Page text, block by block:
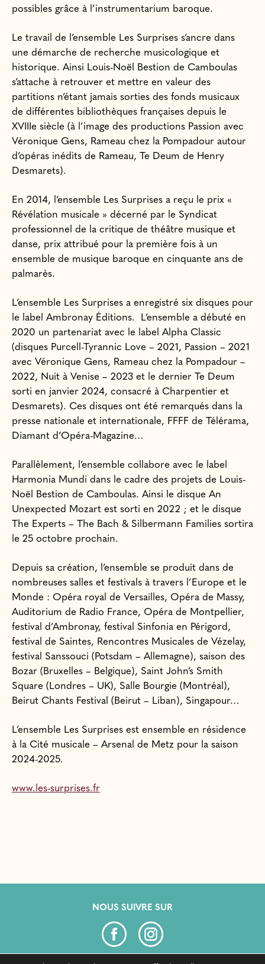
possibles grâce à l’instrumentarium baroque.
Le travail de l’ensemble Les Surprises s’ancre dans
une démarche de recherche musicologique et
historique. Ainsi Louis-Noël Bestion de Camboulas
s’attache à retrouver et mettre en valeur des
partitions n’étant jamais sorties des fonds musicaux
de différentes bibliothèques françaises depuis le
XVIIIe siècle (à l’image des productions Passion avec
Véronique Gens, Rameau chez la Pompadour autour
d’opéras inédits de Rameau, Te Deum de Henry
Desmarets).
En 2014, l’ensemble Les Surprises a reçu le prix «
Révélation musicale » décerné par le Syndicat
professionnel de la critique de théâtre musique et
danse, prix attribué pour la première fois à un
ensemble de musique baroque en cinquante ans de
palmarès.
L’ensemble Les Surprises a enregistré six disques pour
le label Ambronay Éditions.
L’ensemble a débuté en
2020 un partenariat avec le label Alpha Classic
(disques Purcell-Tyrannic Love – 2021, Passion – 2021
avec Véronique Gens, Rameau chez la Pompadour –
2022, Nuit à Venise – 2023 et le dernier Te Deum
sorti en janvier 2024, consacré à Charpentier et
Desmarets). Ces disques ont été remarqués dans la
presse nationale et internationale, FFFF de Télérama,
Diamant d’Opéra-Magazine…
Parallèlement, l’ensemble collabore avec le label
Harmonia Mundi dans le cadre des projets de Louis-
Noël Bestion de Camboulas. Ainsi le disque An
Unexpected Mozart est sorti en 2022 ; et le disque
The Experts – The Bach & Silbermann Families sortira
le 25 octobre prochain.
Depuis sa création, l’ensemble se produit dans de
nombreuses salles et festivals à travers l’Europe et le
Monde : Opéra royal de Versailles, Opéra de Massy,
Auditorium de Radio France, Opéra de Montpellier,
festival d’Ambronay, festival Sinfonia en Périgord,
festival de Saintes, Rencontres Musicales de Vézelay,
festival Sanssouci (Potsdam – Allemagne), saison des
Bozar (Bruxelles – Belgique), Saint John’s Smith
Square (Londres – UK), Salle Bourgie (Montréal),
Beirut Chants Festival (Beirut – Liban), Singapour…
L’ensemble Les Surprises est ensemble en résidence
à la Cité musicale – Arsenal de Metz pour la saison
2024-2025.
www.les-surprises.fr
NOUS SUIVRE SUR